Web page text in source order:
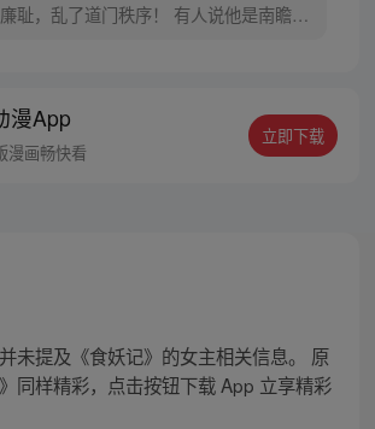
耻，乱了道门秩序！ 有人说他是南瞻部
漫App
漫画畅快看
立即下载
未提及《食妖记》的女主相关信息。 原
同样精彩，点击按钮下载 App 立享精彩